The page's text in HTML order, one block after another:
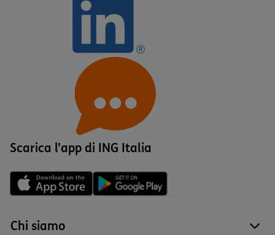
Scarica l’app di ING Italia
Chi siamo